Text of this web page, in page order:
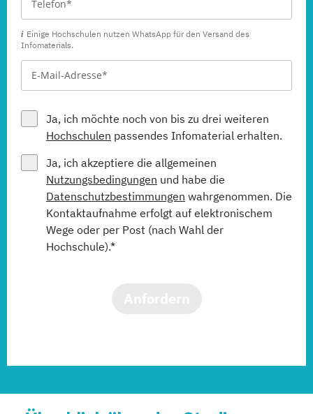
Einige Hochschulen nutzen WhatsApp für den Versand des
Infomaterials.
Ja, ich möchte noch von bis zu drei weiteren
Hochschulen passendes Infomaterial erhalten.
Ja, ich akzeptiere die allgemeinen
Nutzungsbedingungen und habe die
Datenschutzbestimmungen wahrgenommen. Die
Kontaktaufnahme erfolgt auf elektronischem
Wege oder per Post (nach Wahl der
Hochschule).*